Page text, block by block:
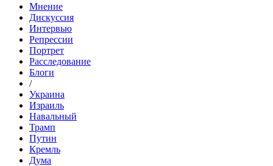
Мнение
Дискуссия
Интервью
Репрессии
Портрет
Расследование
Блоги
/
Украина
Израиль
Навальный
Трамп
Путин
Кремль
Дума